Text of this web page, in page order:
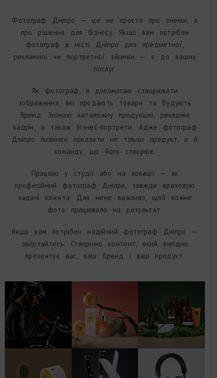
Фотограф Дніпро — це не просто про знімки, а
про рішення для бізнесу. Якщо вам потрібен
фотограф в місті Дніпро для предметної,
рекламної чи портретної зйомки — я до ваших
послуг.
Як фотограф, я допомагаю створювати
зображення, які продають товари та будують
бренд. Знімаю каталожну продукцію, рекламні
кадри, а також бізнес-портрети. Адже фотограф
Дніпро повинен показати не тільки продукт, а й
команду, що його створює.
Працюю у студії або на локації — як
професійний фотограф Дніпро, завжди враховую
задачі клієнта. Для мене важливо, щоб кожне
фото працювало на результат.
Якщо вам потрібен надійний фотограф Дніпро —
звертайтесь. Створимо контент, який вигідно
презентує вас, ваш бренд і ваш продукт.